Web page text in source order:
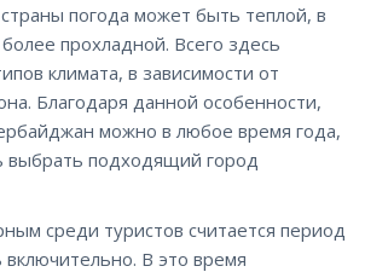
погода может быть теплой, в
прохладной. Всего здесь
климата, в зависимости от
Благодаря данной особенности,
можно в любое время года,
подходящий город
среди туристов считается период
В это время